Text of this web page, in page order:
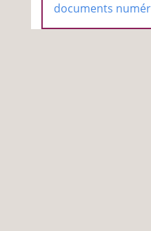
documents